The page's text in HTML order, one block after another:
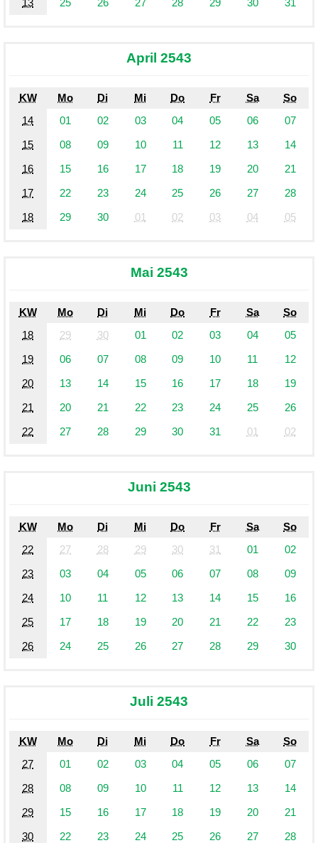
13 25 26 27 28 29 30 31
April 2543
KW Mo Di Mi Do Fr Sa
So
14
01 02 03 04 05 06
07
15
08 09 10 11 12 13
14
16
15 16 17 18 19 20
21
17
22 23 24 25 26 27
28
18
29 30 01 02 03 04 05
Mai 2543
KW Mo Di Mi Do Fr Sa
So
18
29 30 01 02 03 04
05
19
06 07 08 09 10 11
12
20
13 14 15 16 17 18
19
21
20 21 22 23 24 25
26
22
27 28 29 30 31 01 02
Juni 2543
KW Mo Di Mi Do Fr Sa
So
22
27 28 29 30 31 01
02
23
03 04 05 06 07 08
09
24
10 11 12 13 14 15
16
25
17 18 19 20 21 22
23
26
24 25 26 27 28 29 30
Juli 2543
KW Mo Di Mi Do Fr Sa
So
27
01 02 03 04 05 06
07
28
08 09 10 11 12 13
14
29
15 16 17 18 19 20
21
30
22 23 24 25 26 27
28